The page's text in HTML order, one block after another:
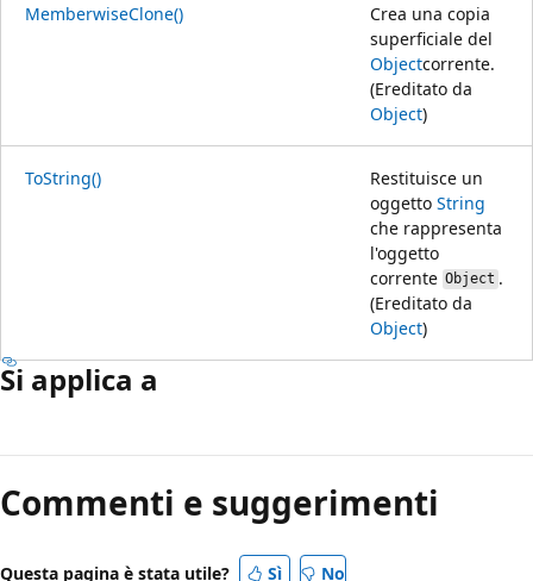
MemberwiseClone()
Crea una copia
superficiale del
Objectcorrente.
(Ereditato da
Object)
ToString()
Restituisce un
oggetto String
che rappresenta
l'oggetto
corrente Object .
(Ereditato da
Object)
Si applica a
di
lettura
Commenti e suggerimenti
Questa pagina è stata utile? Sì No